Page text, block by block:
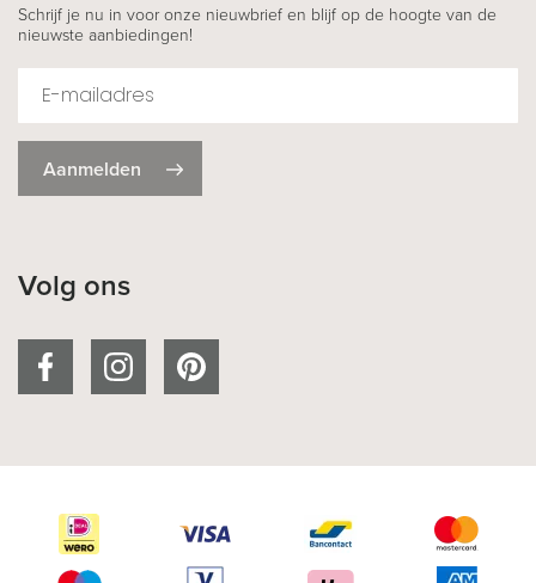
Schrijf je nu in voor onze nieuwbrief en blijf op de hoogte van de
nieuwste aanbiedingen!
Aanmelden
Volg ons